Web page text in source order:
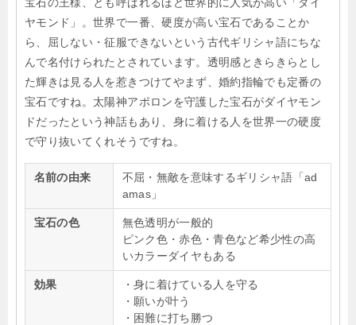
ヤモンド」。世界で一番、硬度が高い宝石であることか
ら、屈しない・征服できないという古代ギリシャ語にちな
んで名付けられたとされています。透明感ときらきらとし
た輝きは見る人を惹きつけてやまず、婚約指輪でも定番の
宝石ですね。太陽神アポロンを守護した宝石がダイヤモン
ドだったという神話もあり、身に着ける人を世界一の硬度
で守り抜いてくれそうですね。
名前の由来
不屈・無敵を意味するギリシャ語「ad
amas」
宝石の色
無色透明が一般的
ピンク色・赤色・青色など希少性の高
いカラーダイヤもある
効果
・身に着けている人を守る
・願いが叶う
・困難に打ち勝つ